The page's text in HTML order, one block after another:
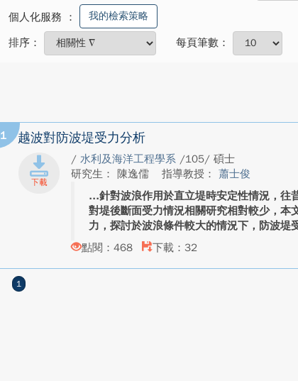
個人化服務 ： 我的檢索策略
排序： 每頁筆數：
1 越波對防波堤受力分析
/ 水利及海洋工程學系 /105/ 碩士
研究生： 陳逸儒
指導教授： 蕭士俊
針對波浪作用於直立堤時安定性情況，往
對堤後斷面受力情況相關研究相對較少，本
力，探討於波浪條件較大的情況下，防波堤
點閱：468
下載：32
1